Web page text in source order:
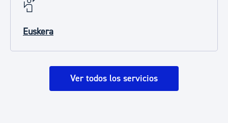
Euskera
Ver todos los servicios